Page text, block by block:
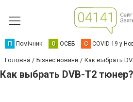
П Помічник О ОСББ C COVID-19 у
Головна Бізнес новини Как выбрать
Как выбрать DVB-T2 тюнер?